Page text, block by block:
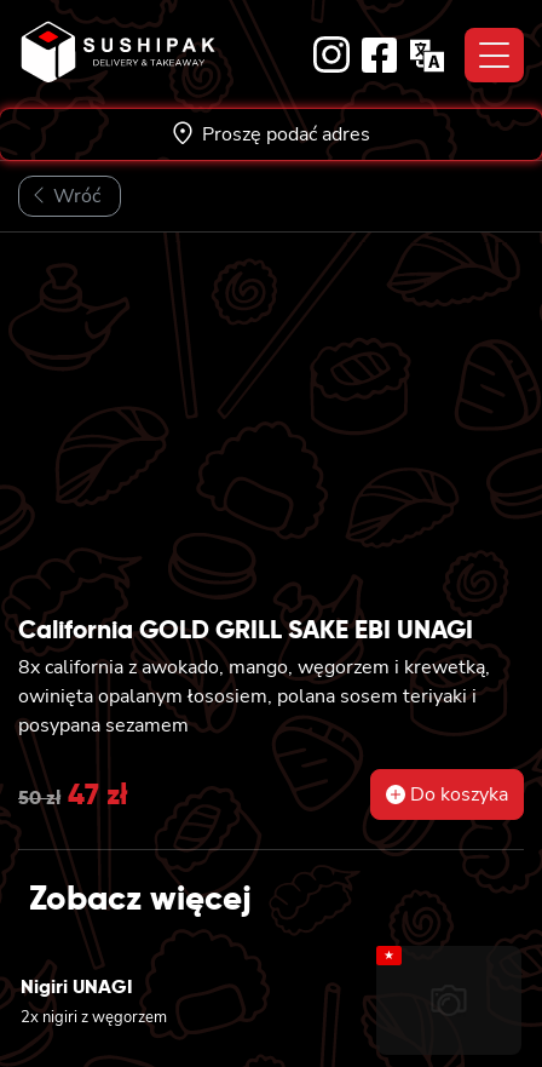
content
Proszę podać adres
Wróć
California GOLD GRILL SAKE EBI UNAGI
8x california z awokado, mango, węgorzem i krewetką,
owinięta opalanym łososiem, polana sosem teriyaki i
posypana sezamem
50zł Original
price
was:
50 zł.
47 złCurrent
price
47 zł.
Do koszyka
Zobacz więcej
Nigiri UNAGI
2x nigiri z węgorzem
★